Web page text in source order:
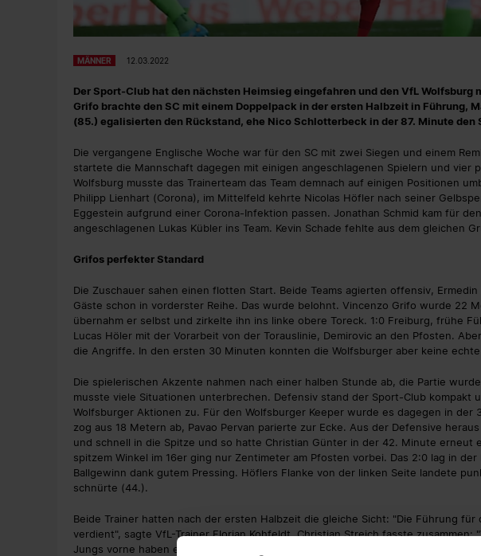
MÄNNER 12.03.2022
Der Sport-Club hat den nächsten Heimsieg eingefahren und den VfL
Grifo brachte den SC mit einem Doppelpack in der ersten Halbzeit in Führung,
(85.) egalisierten den Rückstand, ehe Nico Schlotterbeck in der 87. Minute
Die vergangene Englische Woche war für den SC mit zwei Siegen und einem
startete die Mannschaft dagegen mit einigen angeschlagenen Spielern und vier
Wolfsburg musste das Trainerteam das Team demnach auf einigen Positionen
Philipp Lienhart (Corona), im Mittelfeld kehrte Nicolas Höfler nach seiner
Eggestein aufgrund einer Corona-Infektion passen. Jonathan Schmid kam für
angeschlagenen Lukas Kübler ins Team. Kevin Schade fehlte aus dem gleichen
Grifos perfekter Standard
Die Zuschauer sahen einen flotten Start. Beide Teams agierten offensiv,
Gäste schon in vorderster Reihe. Das wurde belohnt. Vincenzo Grifo wurde 22
übernahm er selbst und zirkelte ihn ins linke obere Toreck. 1:0 Freiburg, frühe
Lucas Höler mit der Vorarbeit von der Torauslinie, Demirovic an den Pfosten.
die Angriffe. In den ersten 30 Minuten konnten die Wolfsburger aber keine
Die spielerischen Akzente nahmen nach einer halben Stunde ab, die Partie
musste viele Situationen unterbrechen. Defensiv stand der Sport-Club kompakt
Wolfsburger Aktionen zu. Für den Wolfsburger Keeper wurde es dagegen in
zog aus 18 Metern ab, Pavao Pervan parierte zur Ecke. Aus der Defensive
und schnell in die Spitze und so hatte Christian Günter in der 42. Minute erneut
spitzem Winkel im 16er ging nur Zentimeter am Pfosten vorbei. Das 2:0 lag in
Ballgewinn dank gutem Pressing. Höflers Flanke von der linken Seite landete
schnürte (44.).
Beide Trainer hatten nach der ersten Halbzeit die gleiche Sicht: "Die Führung
verdient", sagte VfL-Trainer Florian Kohfeldt. Christian Streich fasste zusammen:
Jungs vorne haben es über 75, 80 Minuten klasse gemacht."